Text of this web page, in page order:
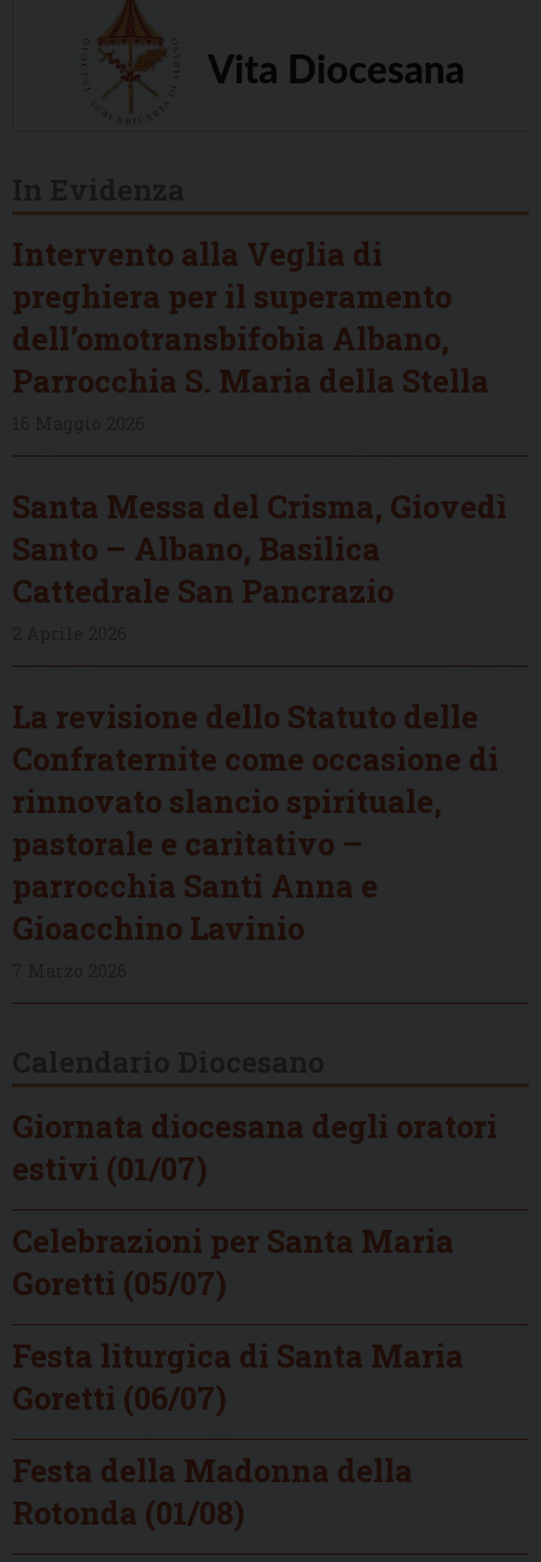
Intervento alla Veglia di
preghiera per il superamento
dell’omotransbifobia Albano,
Parrocchia S. Maria della Stella
Santa Messa del Crisma, Giovedì
Santo – Albano, Basilica
Cattedrale San Pancrazio
La revisione dello Statuto delle
Confraternite come occasione di
rinnovato slancio spirituale,
pastorale e caritativo –
parrocchia Santi Anna e
Gioacchino Lavinio
Giornata diocesana degli oratori
estivi (01/07)
Celebrazioni per Santa Maria
Goretti (05/07)
Festa liturgica di Santa Maria
Goretti (06/07)
Festa della Madonna della
Rotonda (01/08)